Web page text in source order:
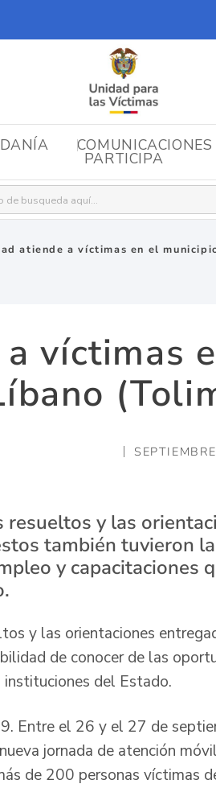
COMUNICACIONES
PARTICIPA
atiende a víctimas en el
víctimas
y las
también tuvieron
y capacitaciones
y las orientaciones
de conocer de las
instituciones del Estado.
Entre el 26 y el 27 de
jornada de atención
de 200 personas víctimas